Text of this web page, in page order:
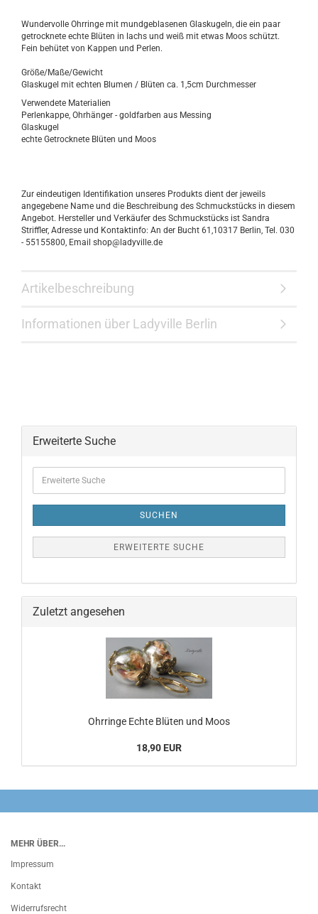
Wundervolle Ohrringe mit mundgeblasenen Glaskugeln, die ein paar
getrocknete echte Blüten in lachs und weiß mit etwas Moos schützt.
Fein behütet von Kappen und Perlen.
Größe/Maße/Gewicht
Glaskugel mit echten Blumen / Blüten ca. 1,5cm Durchmesser
Verwendete Materialien
Perlenkappe, Ohrhänger - goldfarben aus Messing
Glaskugel
echte Getrocknete Blüten und Moos
Zur eindeutigen Identifikation unseres Produkts dient der jeweils
angegebene Name und die Beschreibung des Schmuckstücks in diesem
Angebot. Hersteller und Verkäufer des Schmuckstücks ist Sandra
Striffler, Adresse und Kontaktinfo: An der Bucht 61,10317 Berlin, Tel. 030
- 55155800, Email shop@ladyville.de
Artikelbeschreibung
Informationen über Ladyville Berlin
Erweiterte Suche
SUCHEN
ERWEITERTE SUCHE
Zuletzt angesehen
Ohrringe Echte Blüten und Moos
18,90 EUR
MEHR ÜBER...
Impressum
Kontakt
Widerrufsrecht